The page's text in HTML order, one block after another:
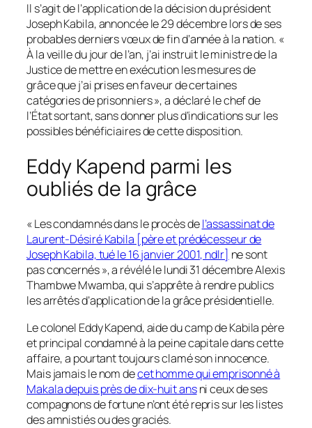
Il s’agit de l’application de la décision du président
Joseph Kabila, annoncée le 29 décembre lors de ses
probables derniers vœux de fin d’année à la nation. «
À la veille du jour de l’an, j’ai instruit le ministre de la
Justice de mettre en exécution les mesures de
grâce que j’ai prises en faveur de certaines
catégories de prisonniers », a déclaré le chef de
l’État sortant, sans donner plus d’indications sur les
possibles bénéficiaires de cette disposition.
Eddy Kapend parmi les
oubliés de la grâce
« Les condamnés dans le procès del’assassinat de
Laurent-Désiré Kabila [père et prédécesseur de
Joseph Kabila, tué le 16 janvier 2001, ndlr] ne sont
pas concernés », a révélé le lundi 31 décembre Alexis
Thambwe Mwamba, qui s’apprête à rendre publics
les arrêtés d’application de la grâce présidentielle.
Le colonel Eddy Kapend, aide du camp de Kabila père
et principal condamné à la peine capitale dans cette
affaire, a pourtant toujours clamé son innocence.
Mais jamais le nom decet homme qui emprisonné à
Makala depuis près de dix-huit ansni ceux de ses
compagnons de fortune n’ont été repris sur les listes
des amnistiés ou des graciés.